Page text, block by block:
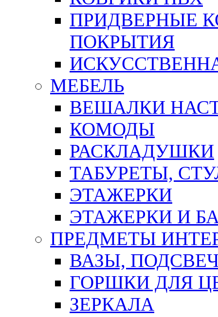
ПРИДВЕРНЫЕ
ПОКРЫТИЯ
МЕБЕЛЬ
ВЕШАЛКИ
КОМОДЫ
РАСКЛАДУШКИ
ТАБУРЕТЫ,
ЭТАЖЕРКИ
ЭТАЖЕРКИ И
ПРЕДМЕТЫ
ВАЗЫ,
ГОРШКИ ДЛЯ
ЗЕРКАЛА